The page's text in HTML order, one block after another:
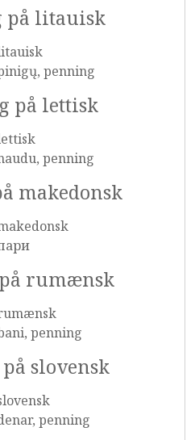
på litauisk
penning
på lettisk
penning
makedonsk
rumænsk
penning
slovensk
penning